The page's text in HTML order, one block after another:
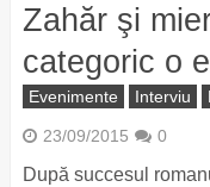
Zahăr şi
categoric o
Evenimente Interviu
23/09/2015 0
După succesul